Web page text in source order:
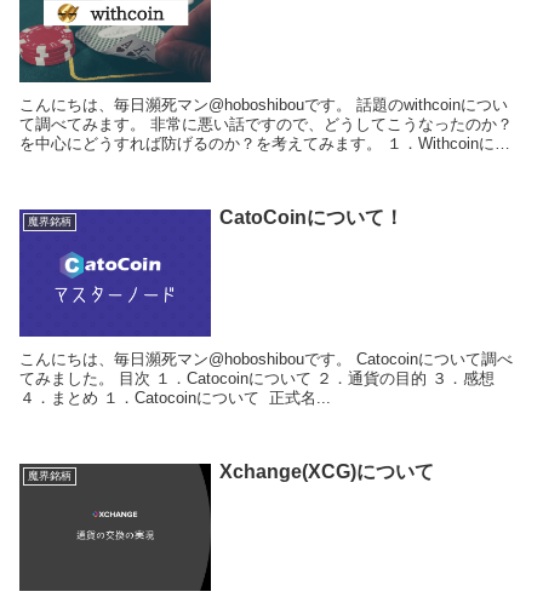
こんにちは、毎日瀕死マン@hoboshibouです。 話題のwithcoinについ
て調べてみます。 非常に悪い話ですので、どうしてこうなったのか？
を中心にどうすれば防げるのか？を考えてみます。 １．Withcoinにつ
魔界銘柄 CatoCoinについて！
こんにちは、毎日瀕死マン@hoboshibouです。 Catocoinについて調べ
てみました。 目次 １．Catocoinについて ２．通貨の目的 ３．感想
４．まとめ １．Catocoinについて 正式名...
魔界銘柄 Xchange(XCG)について